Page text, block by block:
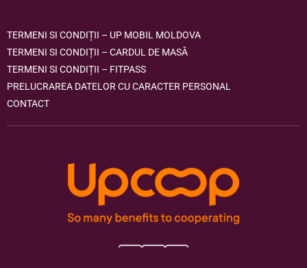
TERMENI SI CONDIȚII – UP MOBIL MOLDOVA
TERMENI SI CONDIȚII – CARDUL DE MASĂ
TERMENI SI CONDIȚII – FITPASS
PRELUCRAREA DATELOR CU CARACTER PERSONAL
CONTACT